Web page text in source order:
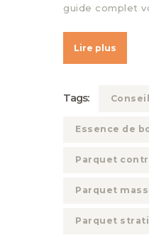
guide complet
Lire plus
Tags:
Essence de
Parquet
Parquet
Parquet